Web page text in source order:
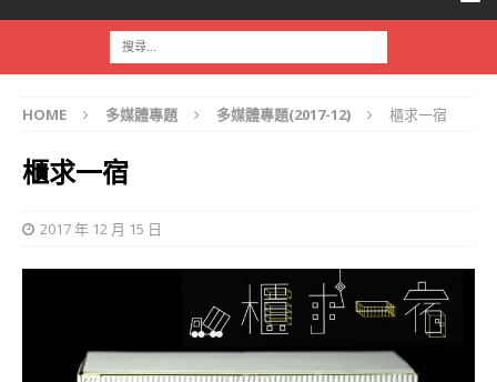
HOME 多媒體專題 多媒體專題(2017-12) 櫃求一宿
櫃求一宿
2017 年 12 月 15 日